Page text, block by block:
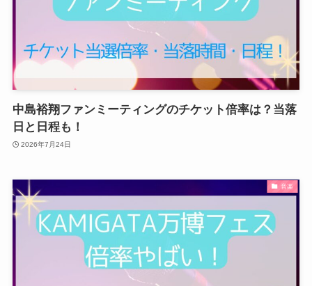
中島裕翔ファンミーティングのチケット倍率は？当落
日と日程も！
2026年7月24日
音楽